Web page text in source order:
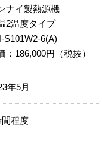
ナイ製熱源機
2温度タイプ
S101W2-6(A)
：186,000円（税抜）
年5月
間程度